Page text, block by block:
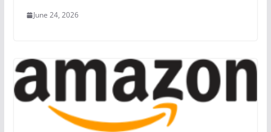
June 24, 2026